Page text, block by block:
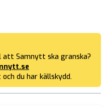
Samnytt ska granska?
du har källskydd.